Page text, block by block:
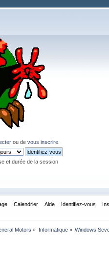
ou de vous inscrire.
et durée de la session
Calendrier Aide Identifiez-vous
Motors » Informatique» Windows